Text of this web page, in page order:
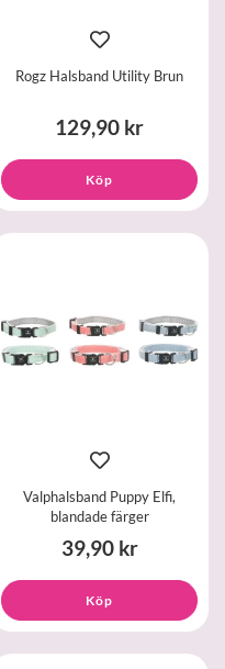
Rogz Halsband Utility Brun
129,90 kr
Köp
Valphalsband Puppy Elfi,
blandade färger
39,90 kr
Köp